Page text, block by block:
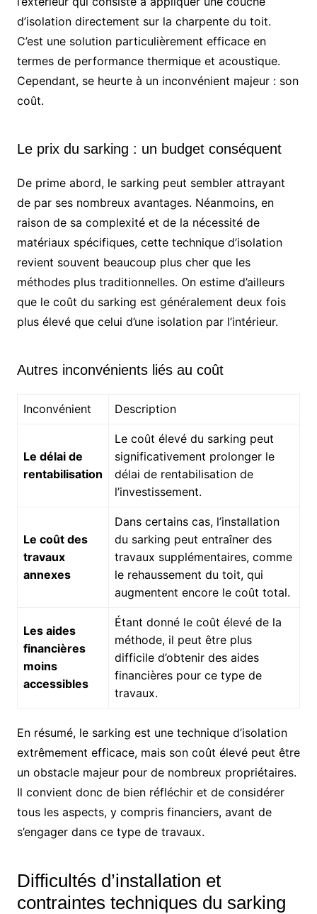
d’isolation directement sur la charpente du toit.
C’est une solution particulièrement efficace en
termes de performance thermique et acoustique.
Cependant, se heurte à un inconvénient majeur : son
coût.
Le prix du sarking : un budget conséquent
De prime abord, le sarking peut sembler attrayant
de par ses nombreux avantages. Néanmoins, en
raison de sa complexité et de la nécessité de
matériaux spécifiques, cette technique d’isolation
revient souvent beaucoup plus cher que les
méthodes plus traditionnelles. On estime d’ailleurs
que le coût du sarking est généralement deux fois
plus élevé que celui d’une isolation par l’intérieur.
Autres inconvénients liés au coût
Inconvénient Description
Le délai de
rentabilisation
Le coût élevé du sarking peut
significativement prolonger le
délai de rentabilisation de
l’investissement.
Le coût des
travaux
annexes
Dans certains cas, l’installation
du sarking peut entraîner des
travaux supplémentaires, comme
le rehaussement du toit, qui
augmentent encore le coût total.
Les aides
financières
moins
accessibles
Étant donné le coût élevé de la
méthode, il peut être plus
difficile d’obtenir des aides
financières pour ce type de
travaux.
En résumé, le sarking est une technique d’isolation
extrêmement efficace, mais son coût élevé peut être
un obstacle majeur pour de nombreux propriétaires.
Il convient donc de bien réfléchir et de considérer
tous les aspects, y compris financiers, avant de
s’engager dans ce type de travaux.
Difficultés d’installation et
contraintes techniques du sarking